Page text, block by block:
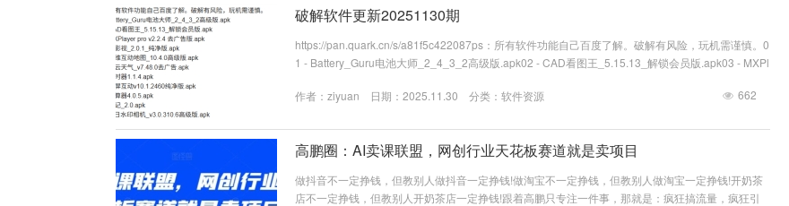
破解软件更新20251130期
https://pan.quark.cn/s/a81f5c422087ps：所有软件功能自己百度了解。破解有风险，玩机需谨慎。0
1 - Battery_Guru电池大师_2_4_3_2高级版.apk02 - CAD看图王_5.15.13_解锁会员版.apk03 - MXPl
- 彩云天气_v7.48.0去广告.apk07 - 定时器...
作者： ziyuan 日期：2025.11.30 分类： 软件资源 662
高鹏圈：AI卖课联盟，网创行业天花板赛道就是卖项目
做抖音不一定挣钱，但教别人做抖音一定挣钱!做淘宝不一定挣钱，但教别人做淘宝一定挣钱!开奶茶
店不一定挣钱，但教别人开奶茶店一定挣钱!跟着高鹏只专注一件事，那就是：疯狂搞流量，疯狂引